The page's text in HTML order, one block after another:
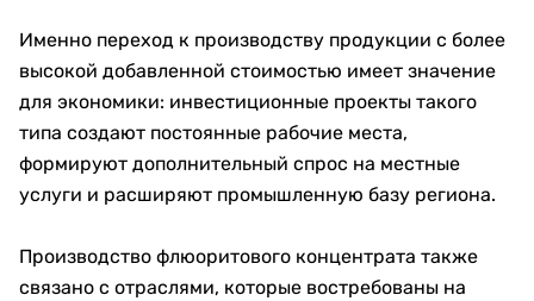
Именно переход к производству продукции с более
высокой добавленной стоимостью имеет значение
для экономики: инвестиционные проекты такого
типа создают постоянные рабочие места,
формируют дополнительный спрос на местные
услуги и расширяют промышленную базу региона.
Производство флюоритового концентрата также
связано с отраслями, которые востребованы на